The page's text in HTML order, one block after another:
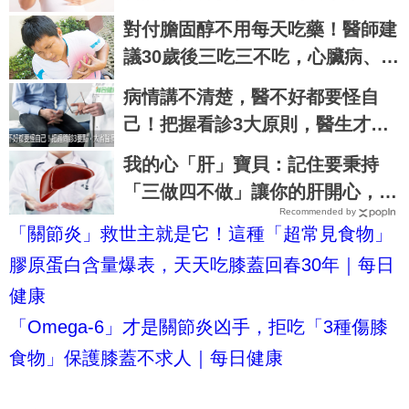
康 Health
對付膽固醇不用每天吃藥！醫師建
議30歲後三吃三不吃，心臟病、心
肌梗塞拒門外｜每日健康 Health
病情講不清楚，醫不好都要怪自
己！把握看診3大原則，醫生才能
真正對症下藥｜每日健康 Health
我的心「肝」寶貝：記住要秉持
「三做四不做」讓你的肝開心，人
Recommended by
「關節炎」救世主就是它！這種「超常見食物」
膠原蛋白含量爆表，天天吃膝蓋回春30年｜每日
健康
「Omega-6」才是關節炎凶手，拒吃「3種傷膝
食物」保護膝蓋不求人｜每日健康